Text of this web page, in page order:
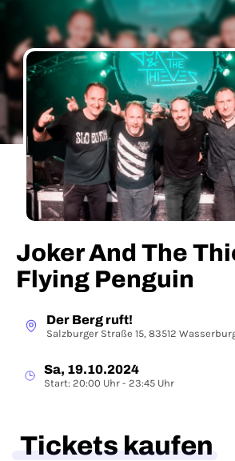
Joker And The
Flying Penguin
Der Berg ruft!
Salzburger Straße 15, 83512
Sa, 19.10.2024
Start: 20:00 Uhr - 23:45 Uhr
Tickets kaufen